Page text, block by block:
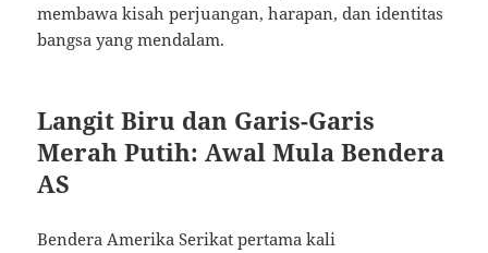
membawa kisah perjuangan, harapan, dan identitas
bangsa yang mendalam.
Langit Biru dan Garis-Garis
Merah Putih: Awal Mula Bendera
AS
Bendera Amerika Serikat pertama kali